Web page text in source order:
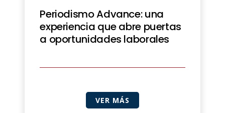
Periodismo Advance: una
experiencia que abre puertas
a oportunidades laborales
VER MÁS